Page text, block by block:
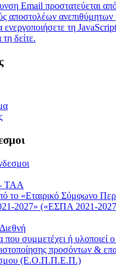
Email προστατεύεται
αποστολέων
ενεργοποιήσετε τη
δείτε.
ΤΑΑ
το «Εταιρικό Σύμφωνο
2027» («ΕΣΠΑ 2021-
συμμετέχει ή υλοποιεί ο
προσόντων &
(Ε.Ο.Π.Π.Ε.Π.)